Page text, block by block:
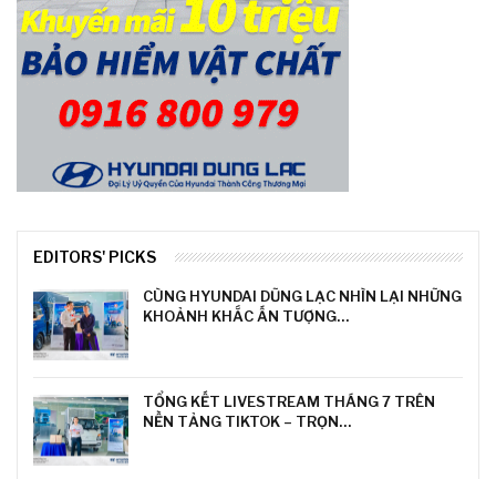
EDITORS' PICKS
CÙNG HYUNDAI DŨNG LẠC NHÌN LẠI NHỮNG
KHOẢNH KHẮC ẤN TƯỢNG…
TỔNG KẾT LIVESTREAM THÁNG 7 TRÊN
NỀN TẢNG TIKTOK – TRỌN…